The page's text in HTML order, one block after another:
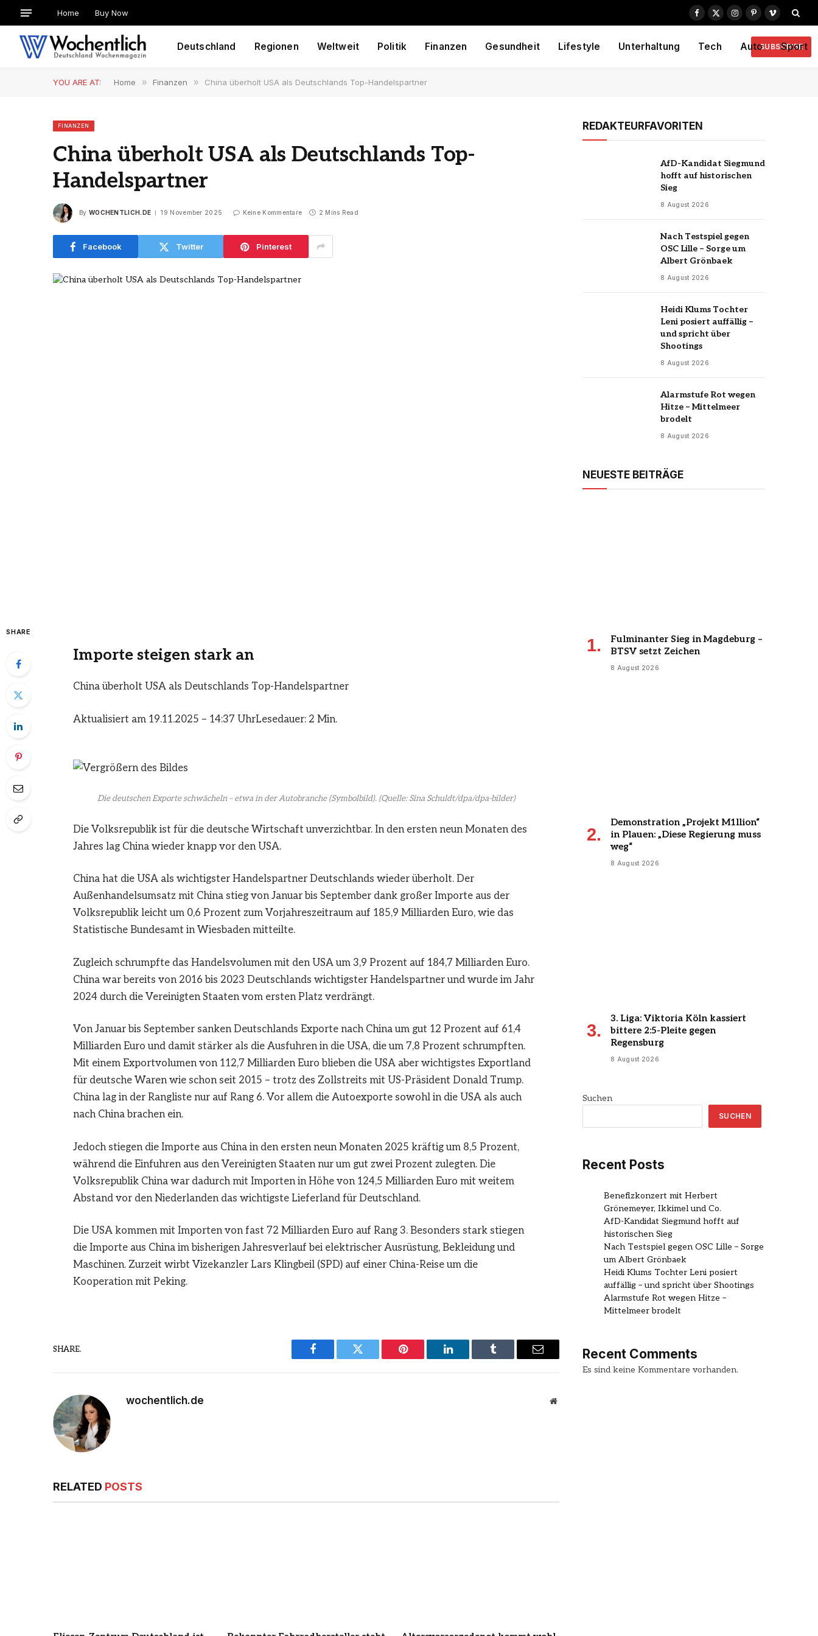
Home Buy Now
Facebook
X
Instagram
PinterestVimeo
Deutschland Regionen Weltweit Politik Finanzen Gesundheit Lifestyle Unterhaltung Tech Auto Sport
SUBSCRIBE
YOU ARE AT: Home » Finanzen » China überholt USA als Deutschlands Top-Handelspartner
FINANZEN
China überholt USA als Deutschlands Top-
Handelspartner
By WOCHENTLICH.DE 19 November 2025 Keine Kommentare 2 Mins Read
Facebook Twitter Pinterest
SHARE
Importe steigen stark an
China überholt USA als Deutschlands Top-Handelspartner
Aktualisiert am 19.11.2025 – 14:37 UhrLesedauer: 2 Min.
Die deutschen Exporte schwächeln – etwa in der Autobranche (Symbolbild).(Quelle: Sina Schuldt/dpa/dpa-bilder)
Die Volksrepublik ist für die deutsche Wirtschaft unverzichtbar. In den ersten neun Monaten des
Jahres lag China wieder knapp vor den USA.
China hat die USA als wichtigster Handelspartner Deutschlands wieder überholt. Der
Außenhandelsumsatz mit China stieg von Januar bis September dank großer Importe aus der
Volksrepublik leicht um 0,6 Prozent zum Vorjahreszeitraum auf 185,9 Milliarden Euro, wie das
Statistische Bundesamt in Wiesbaden mitteilte.
Zugleich schrumpfte das Handelsvolumen mit den USA um 3,9 Prozent auf 184,7 Milliarden Euro.
China war bereits von 2016 bis 2023 Deutschlands wichtigster Handelspartner und wurde im Jahr
2024 durch die Vereinigten Staaten vom ersten Platz verdrängt.
Von Januar bis September sanken Deutschlands Exporte nach China um gut 12 Prozent auf 61,4
Milliarden Euro und damit stärker als die Ausfuhren in die USA, die um 7,8 Prozent schrumpften.
Mit einem Exportvolumen von 112,7 Milliarden Euro blieben die USA aber wichtigstes Exportland
für deutsche Waren wie schon seit 2015 – trotz des Zollstreits mit US-Präsident Donald Trump.
China lag in der Rangliste nur auf Rang 6. Vor allem die Autoexporte sowohl in die USA als auch
nach China brachen ein.
Jedoch stiegen die Importe aus China in den ersten neun Monaten 2025 kräftig um 8,5 Prozent,
während die Einfuhren aus den Vereinigten Staaten nur um gut zwei Prozent zulegten. Die
Volksrepublik China war dadurch mit Importen in Höhe von 124,5 Milliarden Euro mit weitem
Abstand vor den Niederlanden das wichtigste Lieferland für Deutschland.
Die USA kommen mit Importen von fast 72 Milliarden Euro auf Rang 3. Besonders stark stiegen
die Importe aus China im bisherigen Jahresverlauf bei elektrischer Ausrüstung, Bekleidung und
Maschinen. Zurzeit wirbt Vizekanzler Lars Klingbeil (SPD) auf einer China-Reise um die
Kooperation mit Peking.
SHARE.
Facebook Twitter Pinterest LinkedIn Tumblr Email
wochentlich.de Website
RELATED POSTS
REDAKTEURFAVORITEN
AfD-Kandidat Siegmund
hofft auf historischen
Sieg
8 August 2026
Nach Testspiel gegen
OSC Lille – Sorge um
Albert Grönbaek
8 August 2026
Heidi Klums Tochter
Leni posiert auffällig –
und spricht über
Shootings
8 August 2026
Alarmstufe Rot wegen
Hitze – Mittelmeer
brodelt
8 August 2026
NEUESTE BEITRÄGE
Fulminanter Sieg in Magdeburg –
BTSV setzt Zeichen
8 August 2026
Demonstration „Projekt M1llion“
in Plauen: „Diese Regierung muss
weg“
8 August 2026
3. Liga: Viktoria Köln kassiert
bittere 2:5-Pleite gegen
Regensburg
8 August 2026
Suchen
SUCHEN
Recent Posts
Benefizkonzert mit Herbert
Grönemeyer, Ikkimel und Co.
AfD-Kandidat Siegmund hofft auf
historischen Sieg
Nach Testspiel gegen OSC Lille – Sorge
um Albert Grönbaek
Heidi Klums Tochter Leni posiert
auffällig – und spricht über Shootings
Alarmstufe Rot wegen Hitze –
Mittelmeer brodelt
Recent Comments
Es sind keine Kommentare vorhanden.